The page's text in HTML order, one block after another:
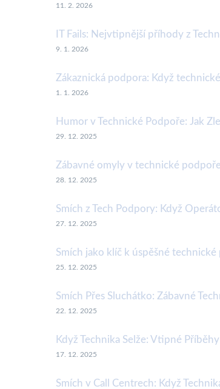
11. 2. 2026
IT Fails: Nejvtipnější příhody z
9. 1. 2026
Zákaznická podpora: Když
1. 1. 2026
Humor v Technické Podpoře: Jak
29. 12. 2025
Zábavné omyly v technické
28. 12. 2025
Smích z Tech Podpory: Když
27. 12. 2025
Smích jako klíč k úspěšné
25. 12. 2025
Smích Přes Sluchátko: Zábavné
22. 12. 2025
Když Technika Selže: Vtipné
17. 12. 2025
Smích v Call Centrech: Když